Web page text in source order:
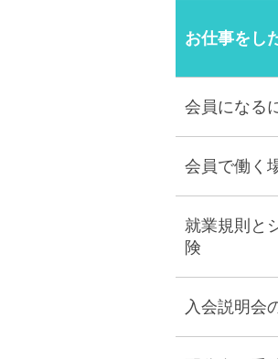
お仕事をし
会員になる
会員で働く
就業規則と
険
入会説明会